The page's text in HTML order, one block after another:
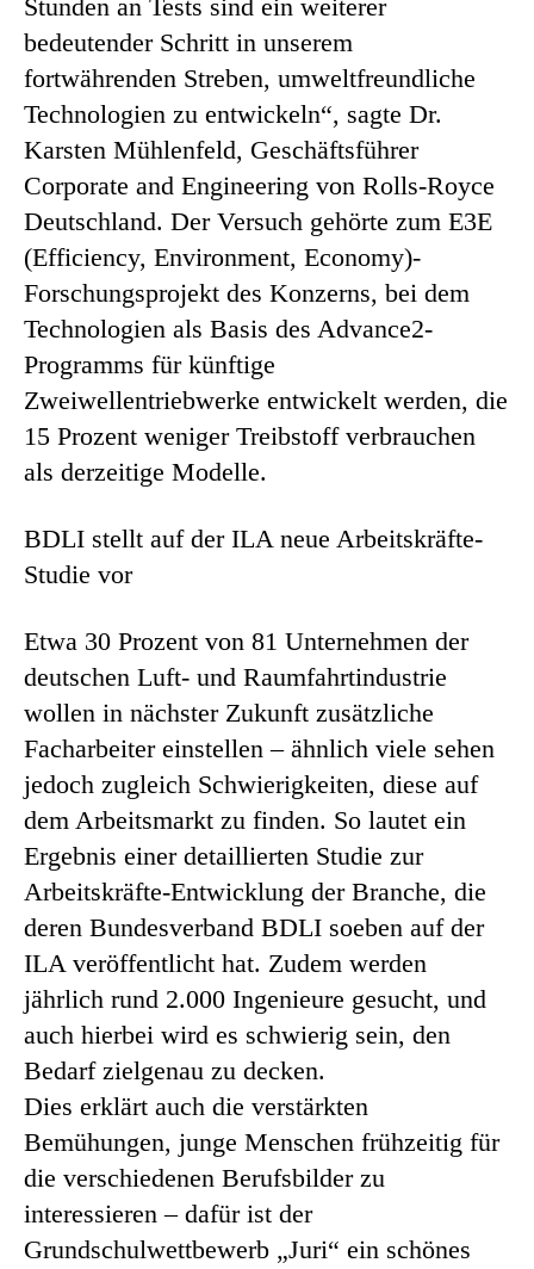
Stunden an Tests sind ein weiterer
bedeutender Schritt in unserem
fortwährenden Streben, umweltfreundliche
Technologien zu entwickeln“, sagte Dr.
Karsten Mühlenfeld, Geschäftsführer
Corporate and Engineering von Rolls-Royce
Deutschland. Der Versuch gehörte zum E3E
(Efficiency, Environment, Economy)-
Forschungsprojekt des Konzerns, bei dem
Technologien als Basis des Advance2-
Programms für künftige
Zweiwellentriebwerke entwickelt werden, die
15 Prozent weniger Treibstoff verbrauchen
als derzeitige Modelle.
BDLI stellt auf der ILA neue Arbeitskräfte-
Studie vor
Etwa 30 Prozent von 81 Unternehmen der
deutschen Luft- und Raumfahrtindustrie
wollen in nächster Zukunft zusätzliche
Facharbeiter einstellen – ähnlich viele sehen
jedoch zugleich Schwierigkeiten, diese auf
dem Arbeitsmarkt zu finden. So lautet ein
Ergebnis einer detaillierten Studie zur
Arbeitskräfte-Entwicklung der Branche, die
deren Bundesverband BDLI soeben auf der
ILA veröffentlicht hat. Zudem werden
jährlich rund 2.000 Ingenieure gesucht, und
auch hierbei wird es schwierig sein, den
Bedarf zielgenau zu decken.
Dies erklärt auch die verstärkten
Bemühungen, junge Menschen frühzeitig für
die verschiedenen Berufsbilder zu
interessieren – dafür ist der
Grundschulwettbewerb „Juri“ ein schönes